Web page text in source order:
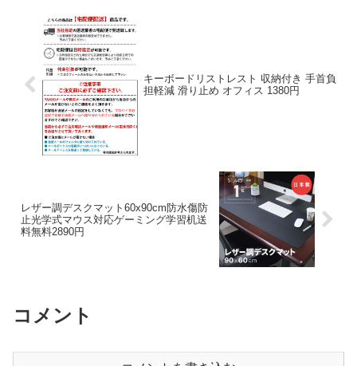
キーボードリストレスト 収納付き 手首負
担軽減 滑り止め オフィス 1380円
レザー調デスクマット60x90cm防水傷防
止光学式マウス対応ゲーミング学習机送
料無料2890円
コメント